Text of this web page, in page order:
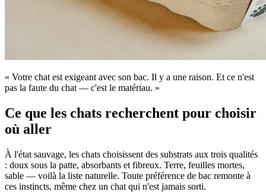
« Votre chat est exigeant avec son bac. Il y a une raison. Et ce n'est
pas la faute du chat — c'est le matériau. »
Ce que les chats recherchent pour choisir
où aller
À l'état sauvage, les chats choisissent des substrats aux trois qualités
: doux sous la patte, absorbants et fibreux. Terre, feuilles mortes,
sable — voilà la liste naturelle. Toute préférence de bac remonte à
ces instincts, même chez un chat qui n'est jamais sorti.